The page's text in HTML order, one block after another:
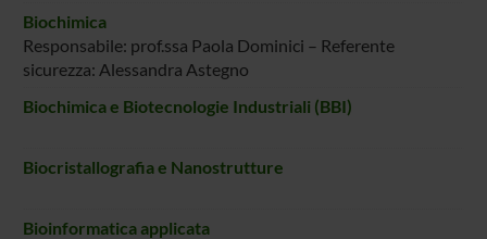
Biochimica
Responsabile: prof.ssa Paola Dominici – Referente
sicurezza: Alessandra Astegno
Biochimica e Biotecnologie Industriali (BBI)
Biocristallografia e Nanostrutture
Bioinformatica applicata